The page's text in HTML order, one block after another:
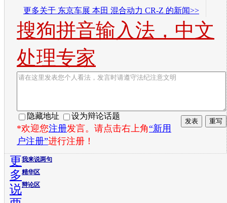
更多关于 东京车展 本田 混合动力 CR-Z 的新闻>>
搜狗拼音输入法，中文
处理专家
隐藏地址 设为辩论话题
*欢迎您注册发言。请点击右上角“新用
户注册”进行注册！
我来说两句
精华区
辩论区
更
多
说